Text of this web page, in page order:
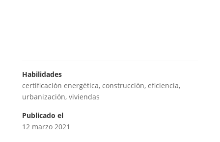
Habilidades
certificación energética, construcción, eficiencia,
urbanización, viviendas
Publicado el
12 marzo 2021